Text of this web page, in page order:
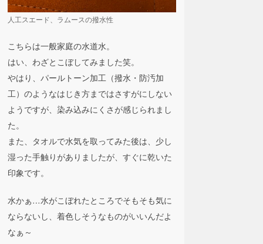
人工スエード、ラムースの撥水性
こちらは一般家庭の水道水。
はい、わざとこぼしてみました笑。
やはり、パールトーン加工（撥水・防汚加
工）のようなはじき方まではさすがにしない
ようですが、染み込みにくさが感じられまし
た。
また、タオルで水気を取ってみた後は、少し
湿った手触りがありましたが、すぐに乾いた
印象です。
水かぁ…水がこぼれたところでそもそも気に
ならないし、着色しそうなものがいいんだよ
なぁ～